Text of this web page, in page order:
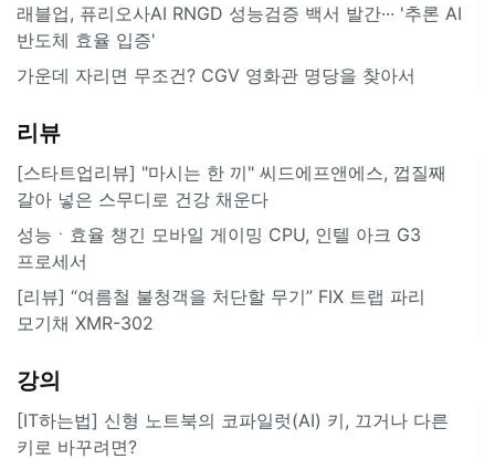
래블업, 퓨리오사AI RNGD 성능검증 백서 발간··· '추론 AI
반도체 효율 입증'
가운데 자리면 무조건? CGV 영화관 명당을 찾아서
리뷰
[스타트업리뷰] "마시는 한 끼" 씨드에프앤에스, 껍질째
갈아 넣은 스무디로 건강 채운다
성능ㆍ효율 챙긴 모바일 게이밍 CPU, 인텔 아크 G3
프로세서
[리뷰] “여름철 불청객을 처단할 무기” FIX 트랩 파리
모기채 XMR-302
강의
[IT하는법] 신형 노트북의 코파일럿(AI) 키, 끄거나 다른
키로 바꾸려면?